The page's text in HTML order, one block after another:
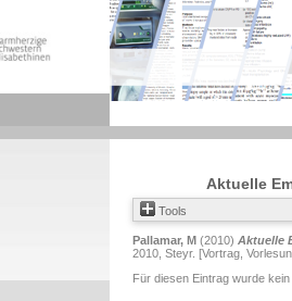
Aktuelle
Tools
Pallamar, M (2010) Aktuelle
2010, Steyr. [Vortrag,
Für diesen Eintrag wurde